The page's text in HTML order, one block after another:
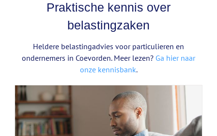
Praktische kennis over
belastingzaken
Heldere belastingadvies voor particulieren en
ondernemers in Coevorden. Meer lezen? Ga hier naar
onze kennisbank.